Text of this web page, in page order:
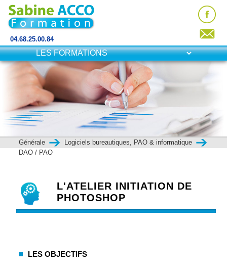
04.68.25.00.84
Générale
Logiciels bureautiques, PAO & informatique
DAO / PAO
L'ATELIER INITIATION DE
PHOTOSHOP
LES OBJECTIFS